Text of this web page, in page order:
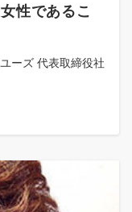
性であるこ
ズ 代表取締役社